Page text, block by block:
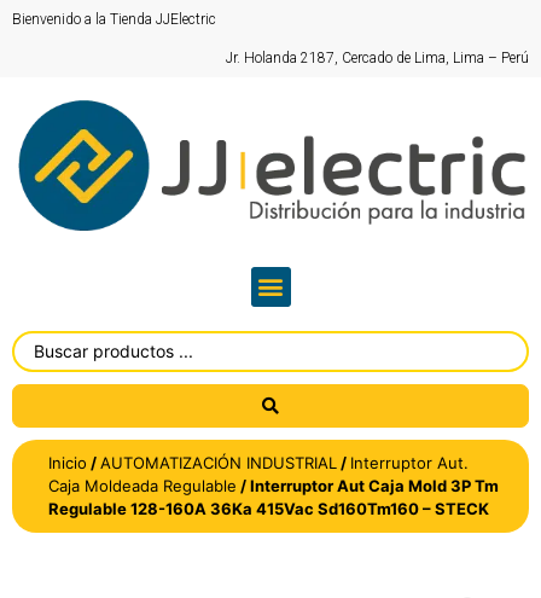
Bienvenido a la Tienda JJElectric
Jr. Holanda 2187, Cercado de Lima, Lima – Perú
Inicio /AUTOMATIZACIÓN INDUSTRIAL / Interruptor Aut.
Caja Moldeada Regulable / Interruptor Aut Caja Mold 3P Tm
Regulable 128-160A 36Ka 415Vac Sd160Tm160 – STECK